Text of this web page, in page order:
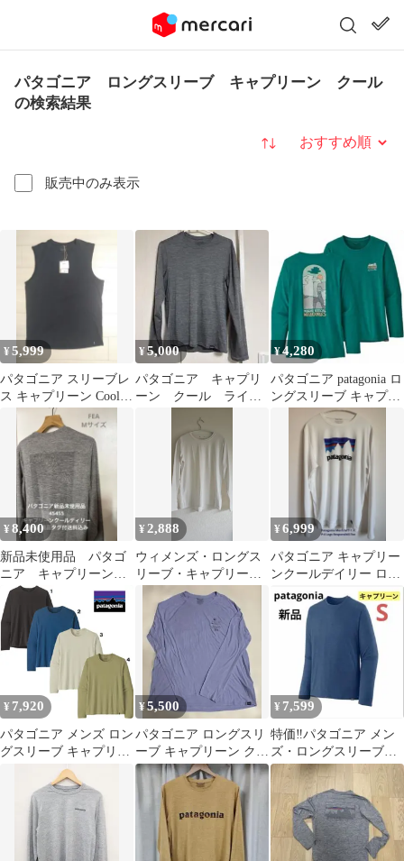
パタゴニア ロングスリーブ キャプリーン クール
の検索結果
販売中のみ表示
並び替え
¥5,999
パタゴニア スリーブレ
ス キャプリーン Cool
Daily S
¥5,000
パタゴニア キャプリ
ーン クール ライト
¥4,280
パタゴニア patagonia ロ
ングスリーブ キャプリ
ーンクールデイリー XS
¥8,400
新品未使用品 パタゴ
ニア キャプリーンク
ールデイリー Mサイ
ズ タグ付送料
¥ 2,888
ウィメンズ・ロングス
リーブ・キャプリー
ン・クール・デイリ
ー・シャツS
¥6,999
パタゴニア キャプリー
ンクールデイリー ロン
グスリーブ メンズ Mサ
イズ
¥ 7,920
パタゴニア メンズ ロン
グスリーブ キャプリー
ン クール デイリー シ
ャツ 45181 patagonia 無
地 ロンT 吸湿発散性 防
¥5,500
パタゴニア ロングスリ
ーブ キャプリーン クー
ル トレイル シャツ 長
袖 速乾
¥ 7,599
特価‼️パタゴニア メン
ズ・ロングスリーブ・
キャプリーン・クー
ル・デイリー・シャツ